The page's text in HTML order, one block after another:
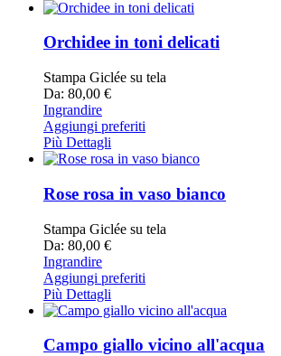
Orchidee in toni delicati
Stampa Giclée su tela
Da: 80,00 €
Ingrandire
Aggiungi preferiti
Più Dettagli
Rose rosa in vaso bianco
Stampa Giclée su tela
Da: 80,00 €
Ingrandire
Aggiungi preferiti
Più Dettagli
Campo giallo vicino all'acqua